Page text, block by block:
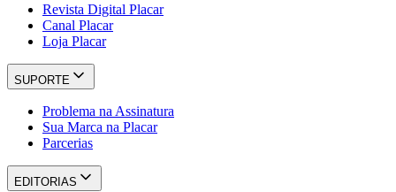
Revista Digital Placar
Canal Placar
Loja Placar
SUPORTE
Problema na Assinatura
Sua Marca na Placar
Parcerias
EDITORIAS